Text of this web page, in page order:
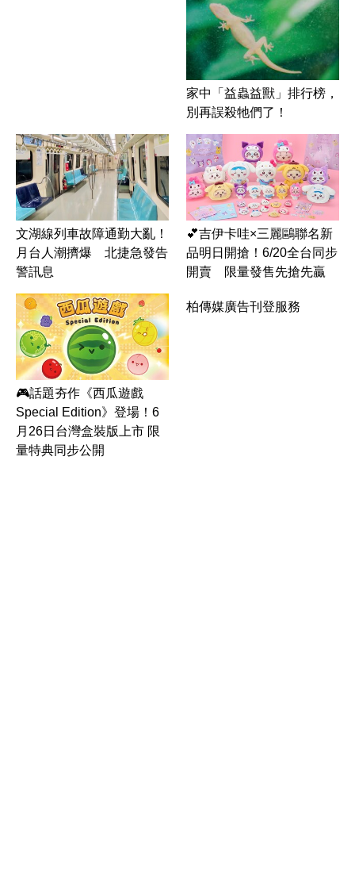
家中「益蟲益獸」排行榜，
別再誤殺牠們了！
文湖線列車故障通勤大亂！
月台人潮擠爆 北捷急發告
警訊息
💕吉伊卡哇×三麗鷗聯名新
品明日開搶！6/20全台同步
開賣 限量發售先搶先贏
🎮話題夯作《西瓜遊戲
Special Edition》登場！6
月26日台灣盒裝版上市 限
量特典同步公開
柏傳媒廣告刊登服務